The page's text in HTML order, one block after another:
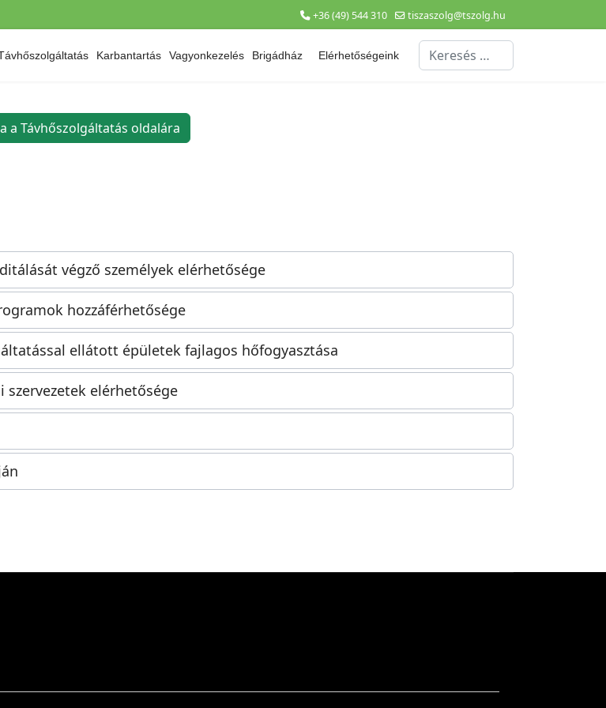
+36 (49) 544 310 tiszaszolg@tszolg.hu
Karbantartás Vagyonkezelés Brigádház Elérhetőségeink Keresés...
a Távhőszolgáltatás oldalára
végző személyek elérhetősége
hozzáférhetősége
ellátott épületek fajlagos hőfogyasztása
elérhetősége